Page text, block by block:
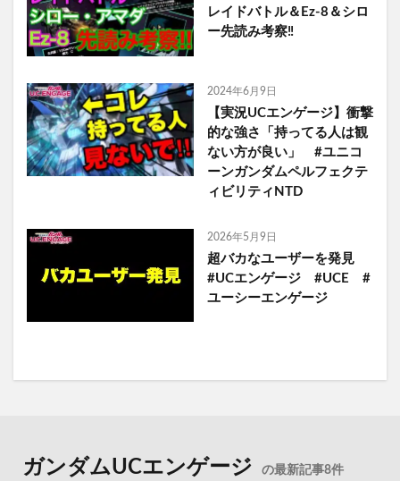
レイドバトル＆Ez-8＆シロ
ー先読み考察‼️
2024年6月9日
【実況UCエンゲージ】衝撃
的な強さ「持ってる人は観
ない方が良い」 #ユニコ
ーンガンダムペルフェクテ
ィビリティNTD
2026年5月9日
超バカなユーザーを発見
#UCエンゲージ #UCE #
ユーシーエンゲージ
ガンダムUCエンゲージ の最新記事8件